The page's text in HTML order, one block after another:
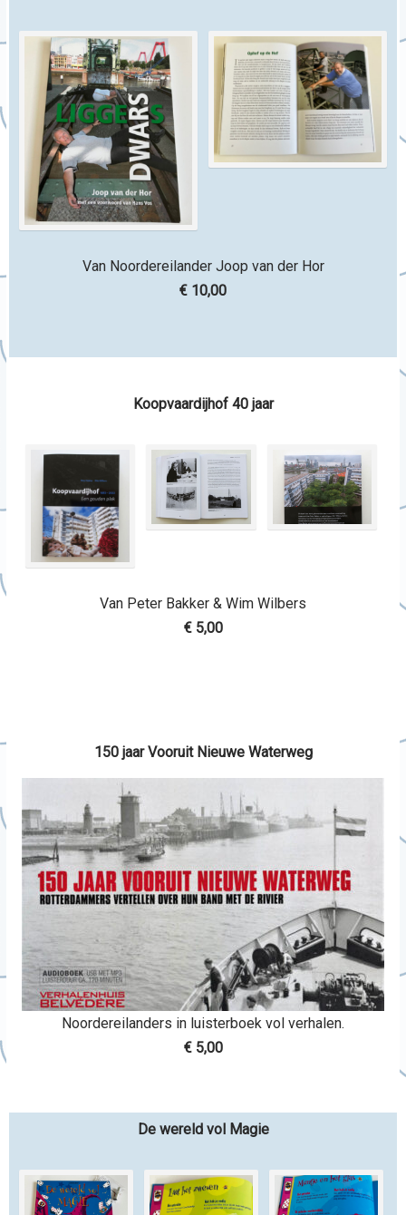
Van Noordereilander Joop van der Hor
€ 10,00
Koopvaardijhof 40 jaar
Van Peter Bakker & Wim Wilbers
€ 5,00
150 jaar Vooruit Nieuwe Waterweg
Noordereilanders in luisterboek vol verhalen.
€ 5,00
De wereld vol Magie